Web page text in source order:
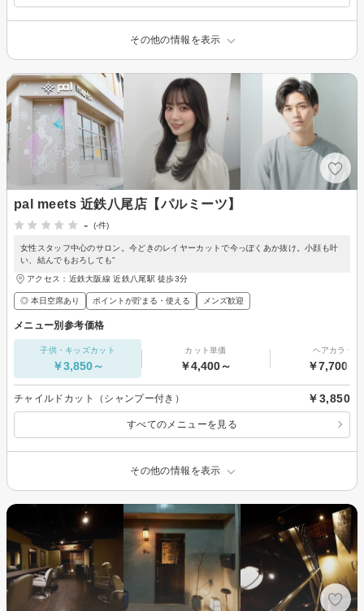
その他の情報を表示
pal meets 近鉄八尾店【パルミーツ】
-
(-件)
女性スタッフ中心のサロン。今どきのレイヤーカットで今っぽくあか抜け。小顔も叶
い、結んでもおろしても”
アクセス：近鉄大阪線 近鉄八尾駅 徒歩3分
◎ 本日空席あり ポイントが貯まる・使える メンズ歓迎
メニュー別参考価格
子供・キッズカット
￥3,850～
カット単価
￥4,400～
ヘアカラー
￥7,700～
チャイルドカット（シャンプー付き） ￥3,850
すべてのメニューを見る
その他の情報を表示